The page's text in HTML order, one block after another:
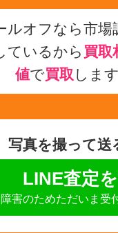
ルオフなら市場
ているから 買取
値で買取 します
写真を撮って送
LINE査定
障害のためただいま受